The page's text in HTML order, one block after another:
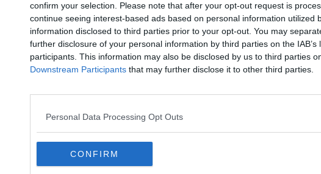
confirm your selection. Please note that after your opt-out request is
continue seeing interest-based ads based on personal information utilized
information disclosed to third parties prior to your opt-out. You may
further disclosure of your personal information by third parties on the IAB’s
participants. This information may also be disclosed by us to third parties
Downstream Participants that may further disclose it to other third parties.
Personal Data Processing Opt Outs
CONFIRM
O no al momento?
lo specchio
televisione